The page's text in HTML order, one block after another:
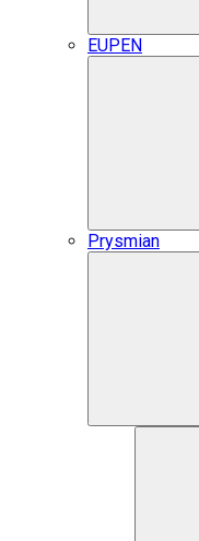
EUPEN
Prysmian